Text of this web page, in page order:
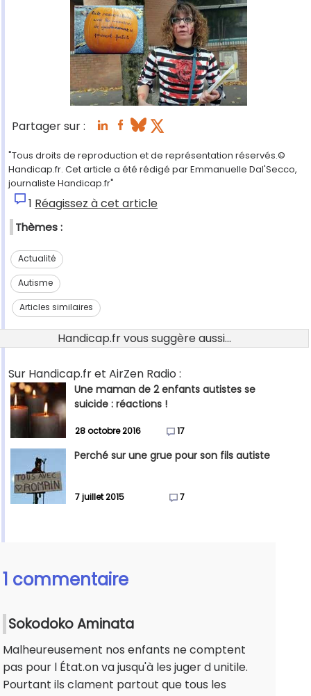
Partager sur :
"Tous droits de reproduction et de représentation réservés.©
Handicap.fr. Cet article a été rédigé par Emmanuelle Dal'Secco,
journaliste Handicap.fr"
1 Réagissez à cet article
Thèmes :
Actualité
Autisme
Articles similaires
Handicap.fr vous suggère aussi...
Sur Handicap.fr et AirZen Radio :
Une maman de 2 enfants autistes se
suicide : réactions !
28 octobre 2016 17
Perché sur une grue pour son fils autiste
7 juillet 2015 7
1 commentaire
Sokodoko Aminata
Malheureusement nos enfants ne comptent
pas pour l État.on va jusqu'à les juger d unitile.
Pourtant ils clament partout que tous les